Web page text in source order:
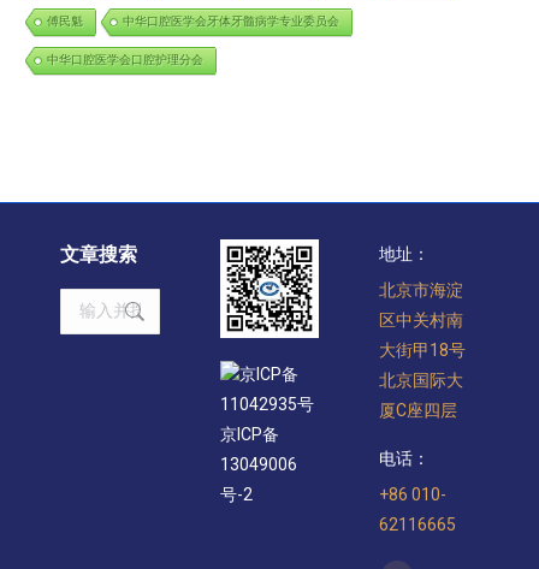
傅民魁 中华口腔医学会牙体牙髓病学专业委员会
中华口腔医学会口腔护理分会
文章搜索
Search:
京ICP备
11042935号
京ICP备
13049006
号-2
地址：
北京市海淀
区中关村南
大街甲18号
北京国际大
厦C座四层
电话：
+86 010-
62116665